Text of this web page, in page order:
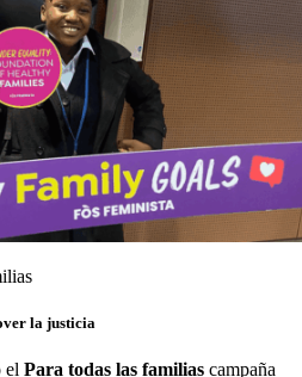
la justicia
el Para todas las familias campaña